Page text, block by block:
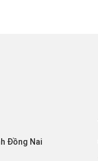
Đồng Nai